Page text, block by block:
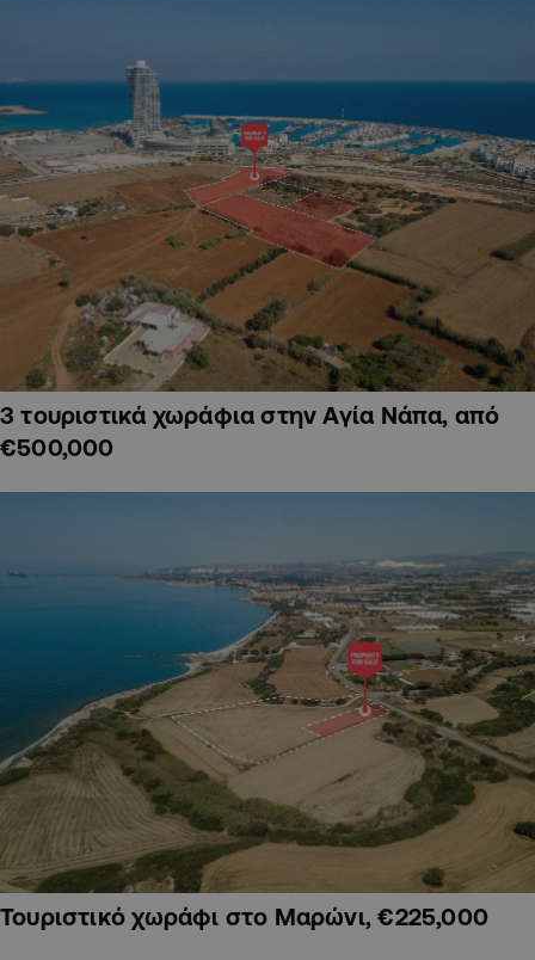
3 τουριστικά χωράφια στην Αγία Νάπα, από
€500,000
Τουριστικό χωράφι στο Μαρώνι, €225,000